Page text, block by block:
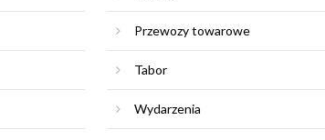
Przewozy towarowe
Tabor
Wydarzenia